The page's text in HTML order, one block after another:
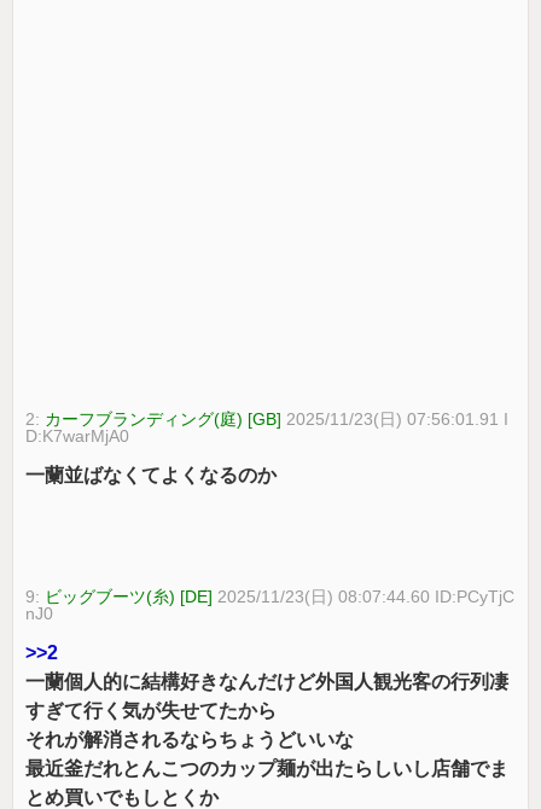
2: カーフブランディング(庭) [GB] 2025/11/23(日) 07:56:01.91 I
D:K7warMjA0
一蘭並ばなくてよくなるのか
9: ビッグブーツ(糸) [DE] 2025/11/23(日) 08:07:44.60 ID:PCyTjC
nJ0
>>2
一蘭個人的に結構好きなんだけど外国人観光客の行列凄
すぎて行く気が失せてたから
それが解消されるならちょうどいいな
最近釜だれとんこつのカップ麺が出たらしいし店舗でま
とめ買いでもしとくか